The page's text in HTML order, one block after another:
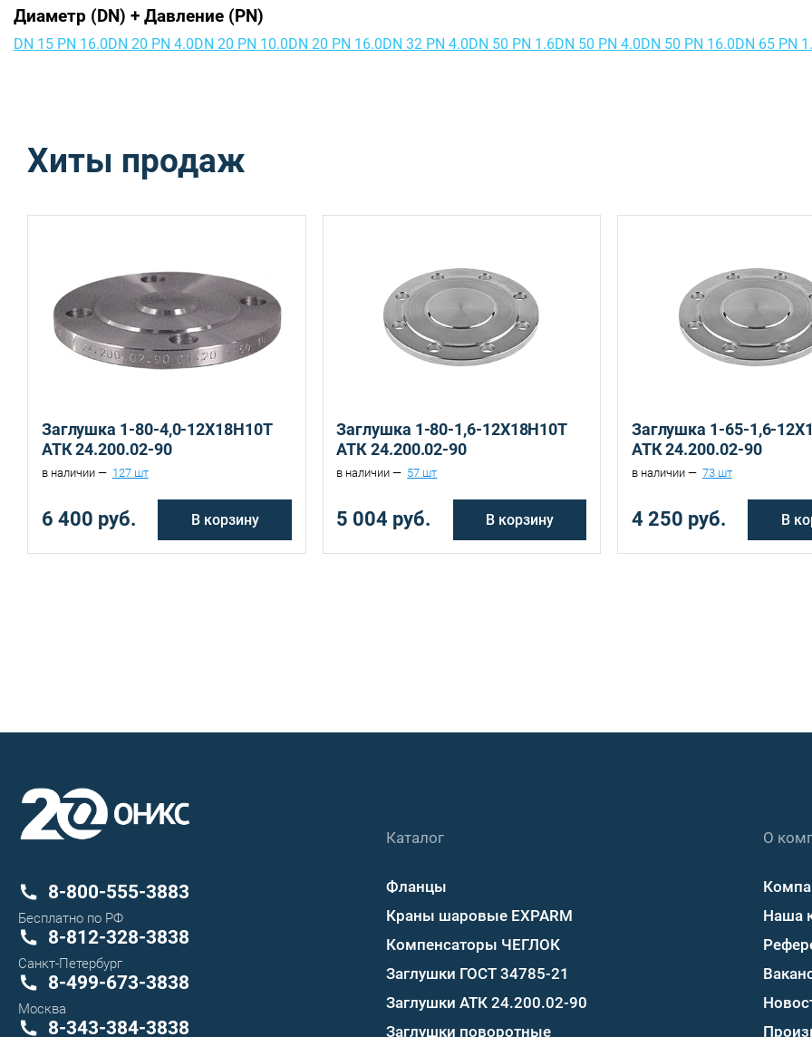
Диаметр (DN) + Давление (PN)
DN 15 PN 16.0DN 20 PN 4.0DN 20 PN 10.0DN 20 PN 16.0DN 32 PN 4.0DN 50 PN 1.6DN 50 PN 4.0DN 50 PN 16.0DN 65 PN
Хиты продаж
Заглушка 1-80-4,0-12Х18Н10Т
АТК 24.200.02-90
в наличии — 127 шт
6 400 руб. В корзину
Заглушка 1-80-1,6-12Х18Н10Т
АТК 24.200.02-90
в наличии — 57 шт
5 004 руб. В корзину
Заглушка 1-65-1,6-
АТК 24.200.02-90
в наличии — 73 шт
4 250 руб. В
8-800-555-3883
Бесплатно по РФ
8-812-328-3838
Санкт-Петербург
8-499-673-3838
Москва
8-343-384-3838
Каталог
Фланцы
Краны шаровые EXPARM
Компенсаторы ЧЕГЛОК
Заглушки ГОСТ 34785-21
Заглушки АТК 24.200.02-90
Заглушки поворотные
О
Наша